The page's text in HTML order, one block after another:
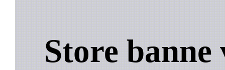
Store banne